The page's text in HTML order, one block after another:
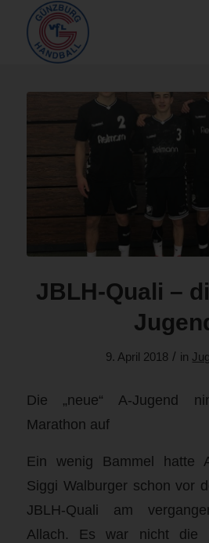
JBLH-Quali –
9. April 2018 / in
Die „neue“ A-Jugend
Marathon auf
Ein wenig Bammel hatte
Siggi Walburger schon vor
JBLH-Quali am
Allach. Es war nicht die